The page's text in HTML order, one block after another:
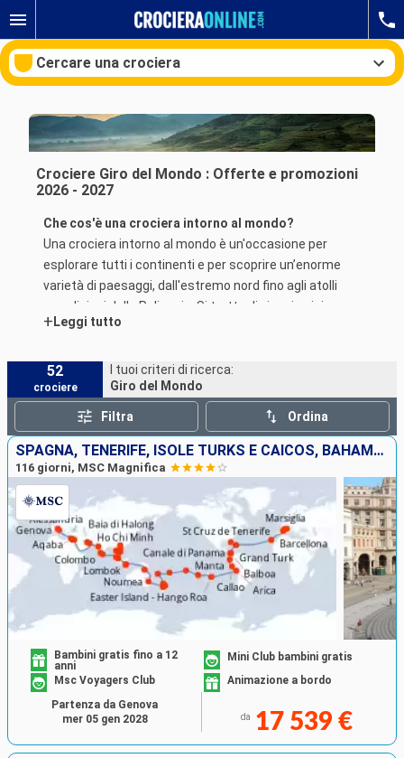
Cercare una crociera
Porti Compagnie
Ricerca
Crociere Giro del Mondo : Offerte e promozioni
2026 - 2027
Che cos'è una crociera intorno al mondo?
Una crociera intorno al mondo è un'occasione per
esplorare tutti i continenti e per scoprire un’enorme
varietà di paesaggi, dall'estremo nord fino agli atolli
paradisiaci della Polinesia. Si tratta di viaggi unici a
bordo di una grande nave da crociera. La maggior parte
viaggio una sola volta all'anno.
+Leggi tutto
52
crociere
I tuoi criteri di ricerca:
Giro del Mondo
Filtra Ordina
SPAGNA, TENERIFE, ISOLE TURKS E CAICOS, BAHAMAS, PANAMA, EQUATORE, PERÙ, CILE, REGNO UNITO, FRANCIA, TONGA, NUOVA CALEDONIA, NUOVA ZELANDA, AUSTRALIA, INDONESIA, VIETNAM, THAILANDIA, CAMBOGIA, SINGAPO
116 giorni, MSC Magnifica
Bambini gratis fino a 12
anni
Mini Club bambini gratis
Msc Voyagers Club
Animazione a bordo
da 17 539 €
Partenza da Genova
mer 05 gen 2028